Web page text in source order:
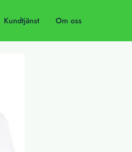
Kundtjänst Om oss